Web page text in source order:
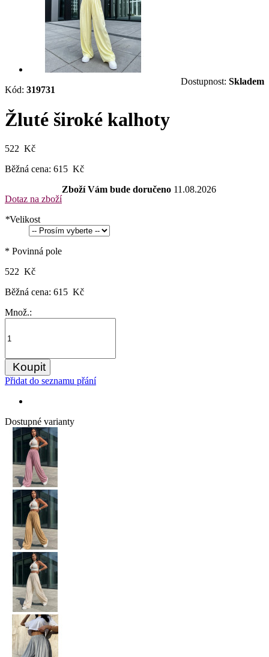
Kód: 319731
Dostupnost: Skladem
Žluté široké kalhoty
522 Kč
Běžná cena: 615 Kč
Dotaz na zboží
Zboží Vám bude doručeno 11.08.2026
*Velikost
* Povinná pole
522 Kč
Běžná cena: 615 Kč
Množ.:
Koupit
Přidat do seznamu přání
Dostupné varianty